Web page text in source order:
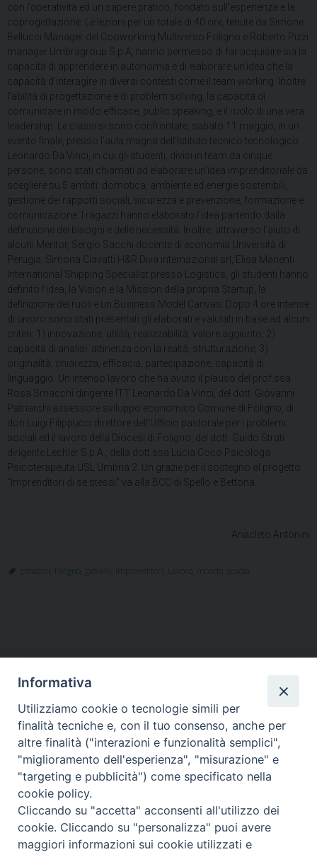
con l’operatività ed un sapere pratico, fondato sull’esperienza e la
coprogettazione. Le lezioni per un totale di 40 ore, tenute da Simone
Bellucci Manager del Cooworking Multiverso Foligno e Roberto Pizzi
manager Umbragroup S.p.A, hanno permesso di far acquisire sia la
capacità di apprendere in autonomia e di elaborare un’idea che la
capacità d’interagire in diversi contesti come il team working. Inoltre
l’abilità di progettazione e di problem solving, la capacità di
comunicare in modo efficace, public speaking, e il ruolo di una vera
leadership. Le classi si sono confrontate, sabato 11 maggio, in un
evento finale, presso l’aula magna dell’Istituto tecnico tecnologico
Leonardo Da Vinci, in cui gli studenti, divisi in team da cinque
persone, sono stati chiamati ad elaborare un’idea imprenditoriale da
scegliere su 5 ambiti: domotica, ambiente ed energie sostenibili,
gestione dei rapporti sociali, sicurezza e prevenzione, formazione e
comunicazione. I ragazzi hanno elaborato l’idea partendo dalla
definizione dei bisogni e delle necessità. Inoltre, attraverso l’aiuto di
alcuni Mentor, Sergio Sacchi docente di economia Università di
Perugia, Simona Ciavatti H&R Diva internazional srl, Elisa Manenti
International Shipping Specialist presso Logistics, gli studenti hanno
definito l’idea, la Vision e la Mission della propria Startup, la
definizione dei ruoli e un Business Model Canvas. Dopo 4 ore intense
di lavoro sono stati presentati gli elaborati e valutati in base ad alcuni
criteri: 1) innovazione, utilità, realizzabilità, valore aggiunto; 2)
capacità di analisi, attinenza con la realtà, strutturazione; 3)
originalità, chiarezza, efficacia, partecipazione, capacità di
linguaggio. Un intenso lavoro che ha avuto il plauso del prof.ssa
Rosa Smacchi dirigente ITT Leonardo Da Vinci, del dott. Giovanni
Patriarchi assessore sviluppo economico Comune di Foligno, di
don Luigi Filippucci direttore dell’Ufficio pastorale per i problemi
sociali ed il lavoro della Diocesi di Foligno, del dott. Guido Strati
dirigente Lechler S.p.A., della dott.ssa Lucia Coco Psicologa
Psicoterapeuta USL Umbria 2. Un grazie per il sostegno al progetto
“Imprenditori di se stessi” va alla BCC di Spello e Bettona.
Anacleto Antonini
cittadini Foligno giovani imprenditori Lavoro mondo scuola
HOME VESCOVO ORARI MESSE
CURIA VESCOVILE
TUTELA MINORI
UFFICI PASTORALI PERSONE
VITA CONSACRATA
DOCUMENTI
CONTATTI
Copyright © 2018 Diocesi di Foligno /Curia . Piazza Mons. Faloci 3 - 06034
tel. 0742 350473 fax 0742 349021 email: info@diocesidifoligno.it . pec:
diocesidifoligno@pec.it
Informativa
Utilizziamo cookie o tecnologie simili per
finalità tecniche e, con il tuo consenso, anche per
altre finalità ("interazioni e funzionalità semplici",
"miglioramento dell'esperienza", "misurazione" e
"targeting e pubblicità") come specificato nella
cookie policy.
Cliccando su "accetta" acconsenti all'utilizzo dei
cookie. Cliccando su "personalizza" puoi avere
maggiori informazioni sui cookie utilizzati e